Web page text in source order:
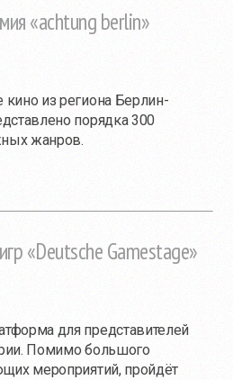
«achtung berlin»
из региона Берлин-
порядка 300
жанров.
«Deutsche Gamestage»
для представителей
Помимо большого
мероприятий, пройдёт